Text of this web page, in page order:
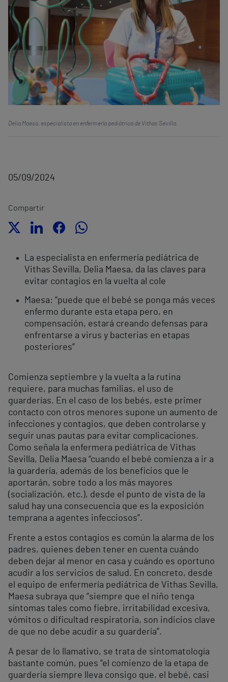
Delia Maesa, especialista en enfermería pediátrica de Vithas Sevilla.
05/09/2024
Compartir
La especialista en enfermería pediátrica de
Vithas Sevilla, Delia Maesa, da las claves para
evitar contagios en la vuelta al cole
Maesa: “puede que el bebé se ponga más veces
enfermo durante esta etapa pero, en
compensación, estará creando defensas para
enfrentarse a virus y bacterias en etapas
posteriores”
Comienza septiembre y la vuelta a la rutina
requiere, para muchas familias, el uso de
guarderías. En el caso de los bebés, este primer
contacto con otros menores supone un aumento de
infecciones y contagios, que deben controlarse y
seguir unas pautas para evitar complicaciones.
Como señala la enfermera pediátrica de Vithas
Sevilla, Delia Maesa “cuando el bebé comienza a ir a
la guardería, además de los beneficios que le
aportarán, sobre todo a los más mayores
(socialización, etc.), desde el punto de vista de la
salud hay una consecuencia que es la exposición
temprana a agentes infecciosos”.
Frente a estos contagios es común la alarma de los
padres, quienes deben tener en cuenta cuándo
deben dejar al menor en casa y cuándo es oportuno
acudir a los servicios de salud. En concreto, desde
el equipo de enfermería pediátrica de Vithas Sevilla,
Maesa subraya que “siempre que el niño tenga
síntomas tales como fiebre, irritabilidad excesiva,
vómitos o dificultad respiratoria, son indicios clave
de que no debe acudir a su guardería”.
A pesar de lo llamativo, se trata de sintomatología
bastante común, pues “el comienzo de la etapa de
guardería siempre lleva consigo que, el bebé, casi